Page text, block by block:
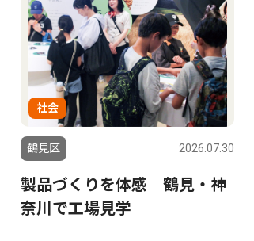
社会
鶴見区 2026.07.30
製品づくりを体感 鶴見・神
奈川で工場見学